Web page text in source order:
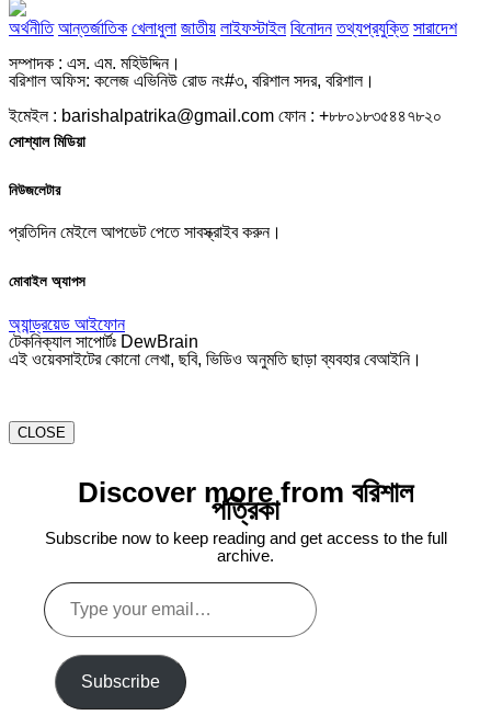
অর্থনীতি আন্তর্জাতিক খেলাধুলা জাতীয় লাইফস্টাইল বিনোদন তথ্যপ্রযুক্তি সারাদেশ
সম্পাদক : এস. এম. মহিউদ্দিন।
বরিশাল অফিস: কলেজ এভিনিউ রোড নং#৩, বরিশাল সদর, বরিশাল।
ইমেইল : barishalpatrika@gmail.com ফোন : +৮৮০১৮৩৫৪৪৭৮২০
সোশ্যাল মিডিয়া
নিউজলেটার
প্রতিদিন মেইলে আপডেট পেতে সাবস্ক্রাইব করুন।
মোবাইল অ্যাপস
অ্যান্ড্রয়েড আইফোন
টেকনিক্যাল সাপোর্টঃ DewBrain
এই ওয়েবসাইটের কোনো লেখা, ছবি, ভিডিও অনুমতি ছাড়া ব্যবহার বেআইনি।
CLOSE
Discover more from বরিশাল
পত্রিকা
Subscribe now to keep reading and get access to the full
archive.
Type
your
email…
Subscribe